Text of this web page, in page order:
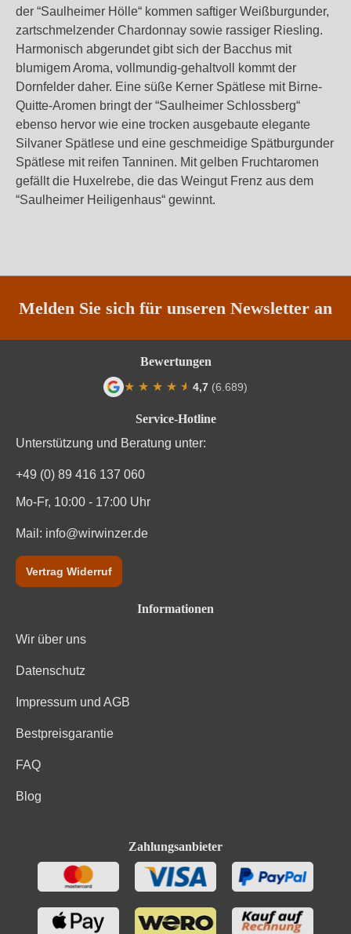
der “Saulheimer Hölle“ kommen saftiger Weißburgunder,
zartschmelzender Chardonnay sowie rassiger Riesling.
Harmonisch abgerundet gibt sich der Bacchus mit
blumigem Aroma, vollmundig-gehaltvoll kommt der
Dornfelder daher. Eine süße Kerner Spätlese mit Birne-
Quitte-Aromen bringt der “Saulheimer Schlossberg“
ebenso hervor wie eine trocken ausgebaute elegante
Silvaner Spätlese und eine geschmeidige Spätburgunder
Spätlese mit reifen Tanninen. Mit gelben Fruchtaromen
gefällt die Huxelrebe, die das Weingut Frenz aus dem
“Saulheimer Heiligenhaus“ gewinnt.
Melden Sie sich für unseren Newsletter an
Service-Hotline
Unterstützung und Beratung unter:
+49 (0) 89 416 137 060
Mo-Fr, 10:00 - 17:00 Uhr
Mail: info@wirwinzer.de
Vertrag Widerruf
Informationen
Wir über uns
Datenschutz
Impressum und AGB
Bestpreisgarantie
FAQ
Blog
Zahlungsanbieter
Bewertungen
★ ★ ★ ★ ★
★ 4,7 (6.689)